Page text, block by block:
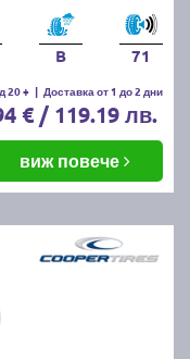
B 71
20 + | Доставка от 1 до 2 дни
€ / 119.19 лв.
виж повече